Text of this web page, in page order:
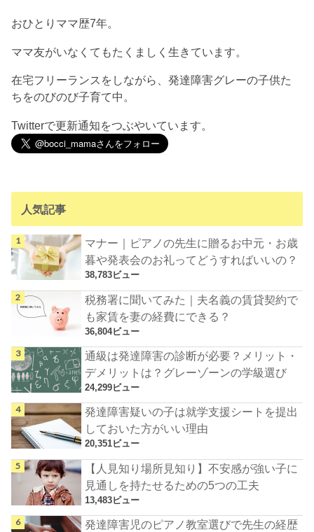
おひとりママ歴7年。
ママ友がいなくてもたくましく生きています。
在宅フリーランスをしながら、発達障害グレーの子供た
ちをのびのび子育て中。
Twitterで更新通知をつぶやいています。
人気記事
マナー｜ピアノの先生に贈るお中元・お歳
暮や発表会のお礼ってどうすればいいの？
38,783ビュー
税務署に聞いてみた｜夫名義の賃貸契約で
も家賃を妻の経費にできる？
36,804ビュー
通級は発達障害の診断が必要？メリット・
デメリットは？グレーゾーンの学級選び
24,299ビュー
発達障害疑いの子は就学支援シートを提出
しておいた方がいい理由
20,351ビュー
【人見知り場所見知り】不安感が強い子に
見通しを持たせるための5つの工夫
13,483ビュー
発達障害児のピアノ教室選びで先生の経歴